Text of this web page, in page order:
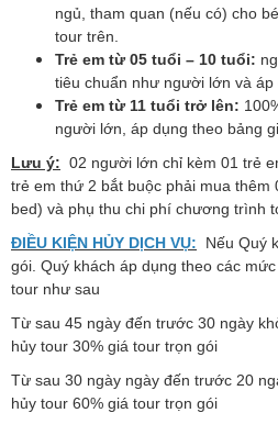
ngủ, tham quan (nếu có) cho
tour trên.
Trẻ em từ 05 tuổi – 10 tuổi:
tiêu chuẩn như người lớn và áp
Trẻ em từ 11 tuổi trở lên:
người lớn, áp dụng theo bảng
Lưu ý: 02 người lớn chỉ kèm 01 trẻ
trẻ em thứ 2 bắt buộc phải mua thêm
bed) và phụ thu chi phí chương trình
ĐIỀU KIỆN HỦY DỊCH VỤ: Nếu Quý
gói. Quý khách áp dụng theo các
tour như sau
Từ sau 45 ngày đến trước 30
hủy tour 30% giá tour trọn gói
Từ sau 30 ngày ngày đến trước 20
hủy tour 60% giá tour trọn gói